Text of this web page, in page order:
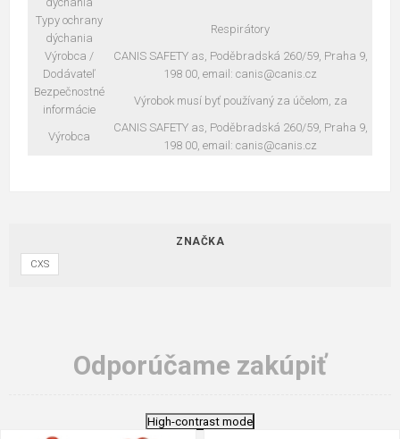
Typy ochrany
dýchania
Respirátory
Výrobca /
Dodávateľ
CANIS SAFETY as, Poděbradská 260/59, Praha 9,
198 00, email: canis@canis.cz
Bezpečnostné
informácie
Výrobok musí byť používaný za účelom, za
Výrobca
CANIS SAFETY as, Poděbradská 260/59, Praha 9,
198 00, email: canis@canis.cz
ZNAČKA
CXS
Odporúčame zakúpiť
High-contrast mode